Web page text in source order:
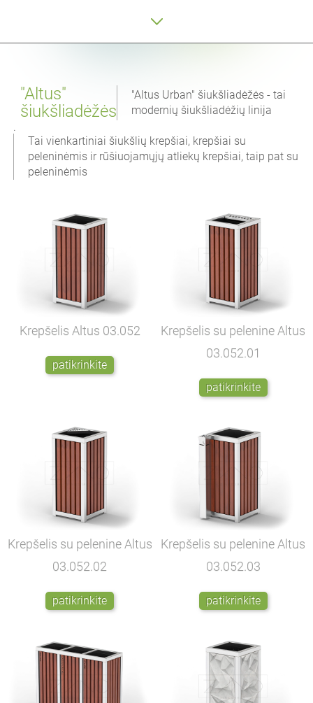
"Altus"
šiukšliadėžės
"Altus Urban" šiukšliadėžės - tai
modernių šiukšliadėžių linija
.
Tai vienkartiniai šiukšlių krepšiai, krepšiai su
peleninėmis ir rūšiuojamųjų atliekų krepšiai, taip pat su
peleninėmis
Krepšelis Altus 03.052
patikrinkite
Krepšelis su pelenine Altus
03.052.01
patikrinkite
Krepšelis su pelenine Altus
03.052.02
patikrinkite
Krepšelis su pelenine Altus
03.052.03
patikrinkite